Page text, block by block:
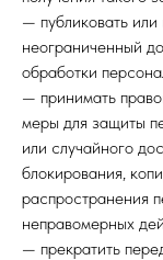
— публиковать
неограниченный
обработки
— принимать
меры для защиты
или случайного
блокирования,
распространения
неправомерных
— прекратить